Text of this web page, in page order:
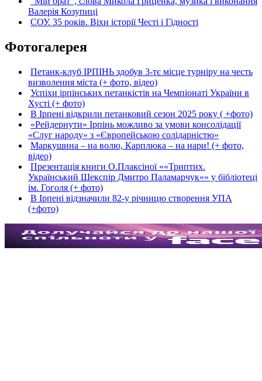
Валерія Козупиці
СОУ. 35 років. Віхи історії Честі і Гідності
Фотогалерея
Петанк-клуб ІРПІНЬ здобув 3-тє місце турніру на честь
визволення міста (+ фото, відео)
Успіхи ірпінських петанкістів на Чемпіонаті України в
Хусті (+ фото)
В Ірпені відкрили петанковий сезон 2025 року ( +фото)
«Рейдернути» Ірпінь можливо за умови консолідації
«Слуг народу» з «Європейською солідарністю»
Маркушина – на волю, Карплюка – на нари! (+ фото,
відео)
Презентація книги О.Плаксіної ««Триптих.
Український Шекспір Дмитро Паламарчук»» у бібліотеці
ім. Гоголя (+ фото)
В Ірпені відзначили 82-у річницю створення УПА
(+фото)